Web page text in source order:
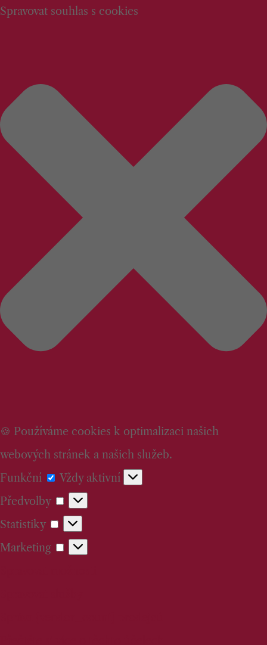
Spravovat souhlas s cookies
🍪 Používáme cookies k optimalizaci našich
webových stránek a našich služeb.
Funkční
Funkční
Vždy aktivní
Předvolby
Předvolby
Statistiky
Statistiky
Marketing
Marketing